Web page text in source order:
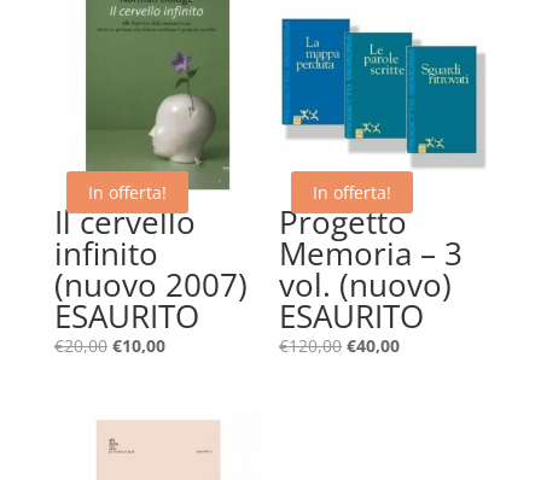
In offerta!
Il cervello
infinito
(nuovo 2007)
ESAURITO
€20,00 Il
€20,00.
€10,00Il
€10,00.
In offerta!
Progetto
Memoria – 3
vol. (nuovo)
ESAURITO
€120,00 Il
€40,00Il